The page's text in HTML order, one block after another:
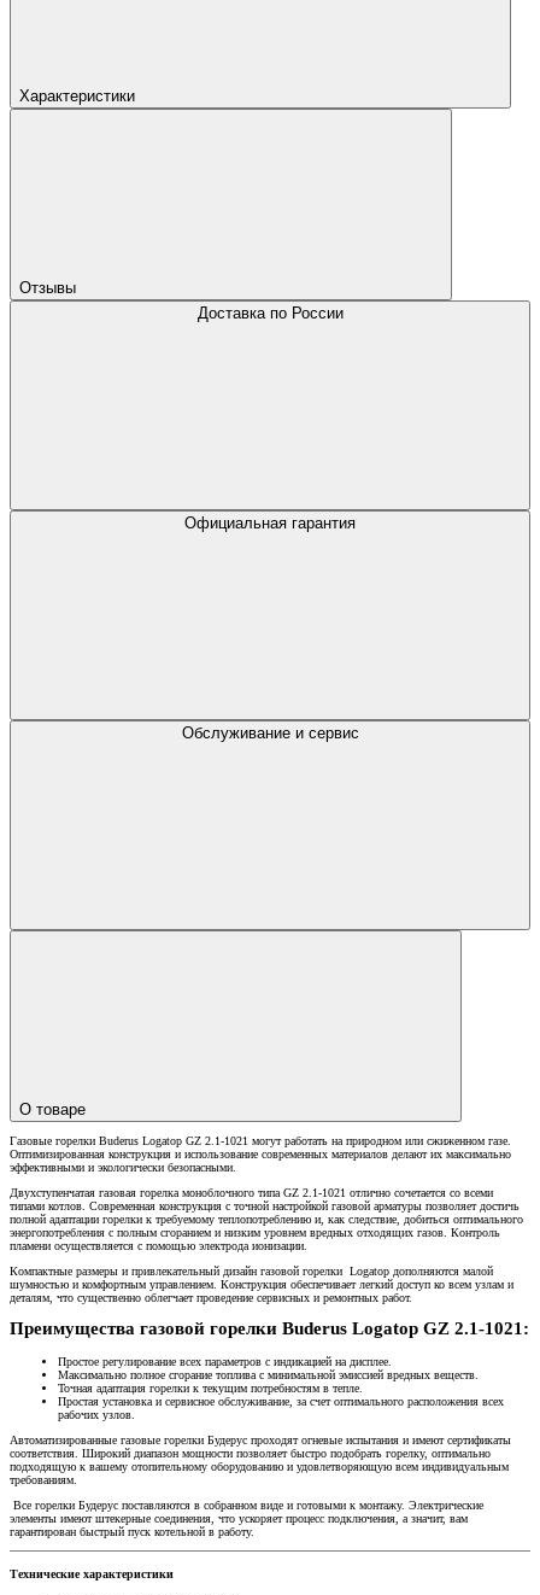
Характеристики
Отзывы
Доставка по России
Официальная гарантия
Обслуживание и сервис
О товаре
Газовые горелки Buderus Logatop GZ 2.1-1021 могут работать на природном или сжиженном газе.
Оптимизированная конструкция и использование современных материалов делают их максимально
эффективными и экологически безопасными.
Двухступенчатая газовая горелка моноблочного типа GZ 2.1-1021 отлично сочетается со всеми
типами котлов. Современная конструкция с точной настройкой газовой арматуры позволяет достичь
полной адаптации горелки к требуемому теплопотреблению и, как следствие, добиться оптимального
энергопотребления с полным сгоранием и низким уровнем вредных отходящих газов. Контроль
пламени осуществляется с помощью электрода ионизации.
Компактные размеры и привлекательный дизайн газовой горелки Logatop дополняются малой
шумностью и комфортным управлением. Конструкция обеспечивает легкий доступ ко всем узлам и
деталям, что существенно облегчает проведение сервисных и ремонтных работ.
Преимущества газовой горелки Buderus Logatop GZ 2.1-1021:
Простое регулирование всех параметров с индикацией на дисплее.
Максимально полное сгорание топлива с минимальной эмиссией вредных веществ.
Точная адаптация горелки к текущим потребностям в тепле.
Простая установка и сервисное обслуживание, за счет оптимального расположения всех
рабочих узлов.
Автоматизированные газовые горелки Будерус проходят огневые испытания и имеют сертификаты
соответствия. Широкий диапазон мощности позволяет быстро подобрать горелку, оптимально
подходящую к вашему отопительному оборудованию и удовлетворяющую всем индивидуальным
требованиям.
Все горелки Будерус поставляются в собранном виде и готовыми к монтажу. Электрические
элементы имеют штекерные соединения, что ускоряет процесс подключения, а значит, вам
гарантирован быстрый пуск котельной в работу.
Технические характеристики